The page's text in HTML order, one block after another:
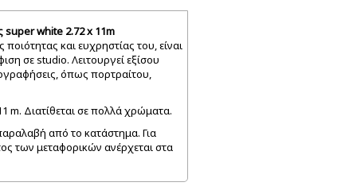
super white 2.72 x 11m
και ευχρηστίας του, είναι
σε studio. Λειτουργεί εξίσου
όπως πορτραίτου,
m. Διατίθεται σε πολλά χρώματα.
από το κατάστημα. Για
των μεταφορικών ανέρχεται στα